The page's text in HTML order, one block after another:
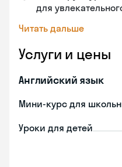
для
Читать дальше
Услуги и цены
Английский язык
Мини-курс для
Уроки для детей